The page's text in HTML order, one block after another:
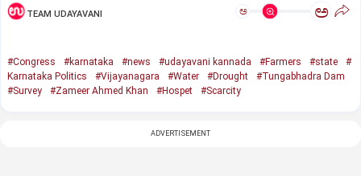
TEAM UDAYAVANI ಅ ಅ
#Congress #karnataka #news #udayavani kannada #Farmers #state
#
Karnataka Politics
#Vijayanagara #Water #Drought
#Tungabhadra Dam
#Survey
#Zameer Ahmed Khan #Hospet #Scarcity
ADVERTISEMENT